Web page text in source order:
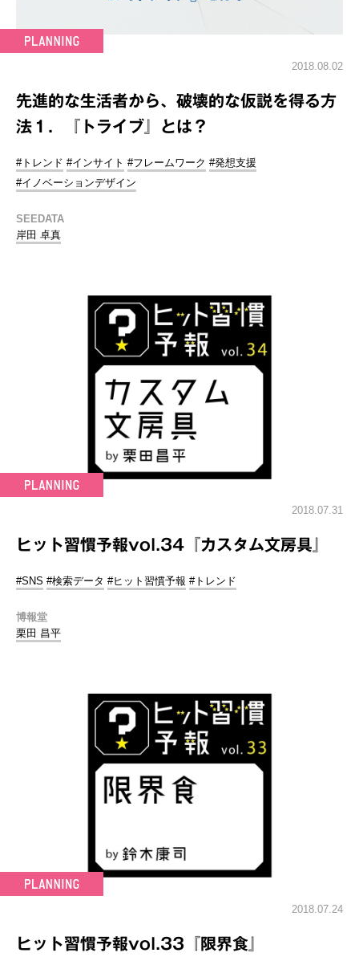
2018.08.02
先進的な生活者から、破壊的な仮説を得る方
法１．『トライブ』とは？
#トレンド #インサイト #フレームワーク #発想支援
#イノベーションデザイン
SEEDATA
岸田 卓真
2018.07.31
ヒット習慣予報vol.34『カスタム文房具』
#SNS #検索データ #ヒット習慣予報 #トレンド
博報堂
栗田 昌平
2018.07.24
ヒット習慣予報vol.33『限界食』